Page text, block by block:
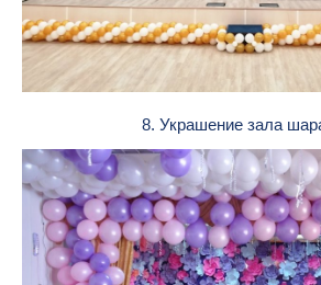
8. Украшение зала